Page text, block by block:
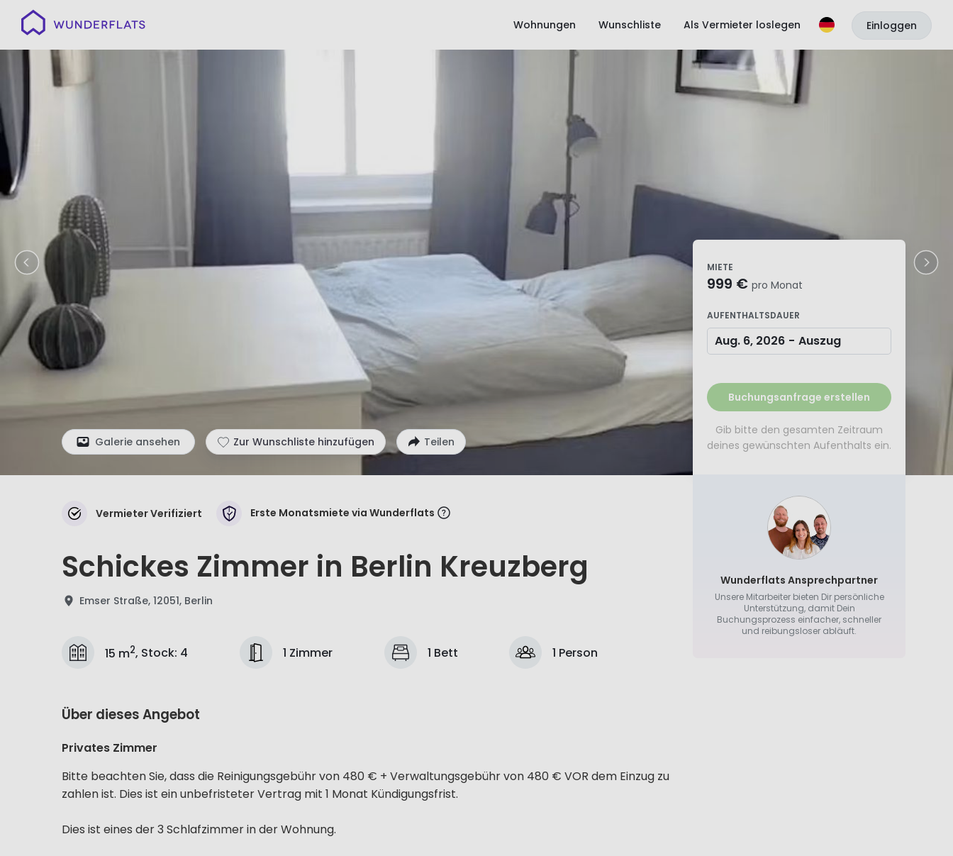
Wunderflats Wohnungen Wunschliste Als Vermieter loslegen Einloggen
Galerie ansehen Zur Wunschliste hinzufügen Teilen
Vermieter Verifiziert Erste Monatsmiete via Wunderflats
Schickes Zimmer in Berlin Kreuzberg
Emser Straße, 12051, Berlin
15 m2, Stock: 4 1 Zimmer 1 Bett 1 Person
Über dieses Angebot
Privates Zimmer
Bitte beachten Sie, dass die Reinigungsgebühr von 480 € + Verwaltungsgebühr von 480 € VOR dem Einzug zu
zahlen ist. Dies ist ein unbefristeter Vertrag mit 1 Monat Kündigungsfrist.
Dies ist eines der 3 Schlafzimmer in der Wohnung.
MIETE
999 € pro Monat
AUFENTHALTSDAUER
Aug. 6, 2026 - Auszug
Buchungsanfrage erstellen
Gib bitte den gesamten Zeitraum
deines gewünschten Aufenthalts ein.
Wunderflats Ansprechpartner
Unsere Mitarbeiter bieten Dir persönliche
Unterstützung, damit Dein
Buchungsprozess einfacher, schneller
und reibungsloser abläuft.